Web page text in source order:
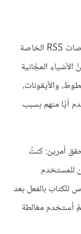
ألا تكفيك الشُهرة، والمَجد، وعدد المُشتَركين في خلاصات RSS الخاصة
المجَّانية
والأيقونات،
أيًا منهم بسبب
أمرين: كنتُ
للمستخدم
للكتاب بالفعل بعد
أستخدم مغالطة